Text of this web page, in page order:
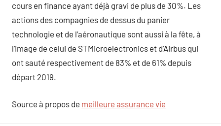
cours en finance ayant déjà gravi de plus de 30%. Les
actions des compagnies de dessus du panier
technologie et de l’aéronautique sont aussi à la fête, à
l’image de celui de STMicroelectronics et d’Airbus qui
ont sauté respectivement de 83% et de 61% depuis
départ 2019.
Source à propos de meilleure assurance vie